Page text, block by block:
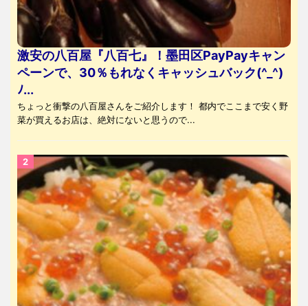
激安の八百屋『八百七』！墨田区PayPayキャン
ペーンで、30％もれなくキャッシュバック(^_^)
ﾉ...
ちょっと衝撃の八百屋さんをご紹介します！ 都内でここまで安く野
菜が買えるお店は、絶対にないと思うので...